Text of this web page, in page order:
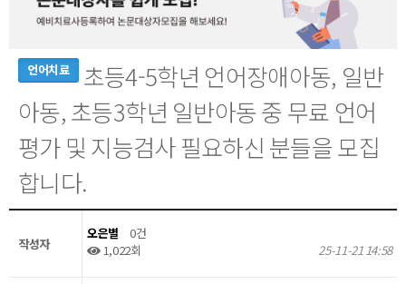
언어치료
초등4-5학년 언어장애아동, 일반
아동, 초등3학년 일반아동 중 무료 언어
평가 및 지능검사 필요하신 분들을 모집
합니다.
작성자
오은별
0건
1,022회
25-11-21 14:58